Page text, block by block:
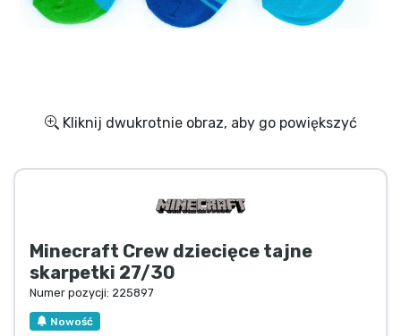
Kliknij dwukrotnie obraz, aby go powiększyć
Minecraft Crew dziecięce tajne
skarpetki 27/30
Numer pozycji: 225897
Nowość
Rzeczy seryjne
Wspaniałe rzeczy
Rzeczy z anime
Rzeczy dla graczy
Rzeczy sportowe
Rzeczy muzyczne